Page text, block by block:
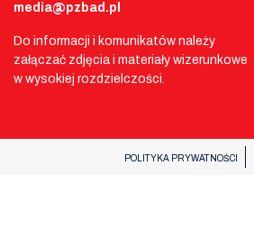
media@pzbad.pl
Do informacji i komunikatów należy
załączać zdjęcia i materiały wizerunkowe
w wysokiej rozdzielczości.
POLITYKA PRYWATNOŚCI